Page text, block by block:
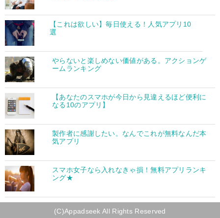
【これは欲しい】毎日使える！人気アプリ10
選
やらないと楽しめない価値がある。アクションゲ
ームランキング
【あなたのスマホが今日から見違えるほど便利に
なる10のアプリ】
製作者に感謝したい。なんでこれが無料なんだ本
気アプリ
スマホ女子なら入れなきゃ損！無料アプリランキ
ング★
(C)Appadseek All Rights Reserved